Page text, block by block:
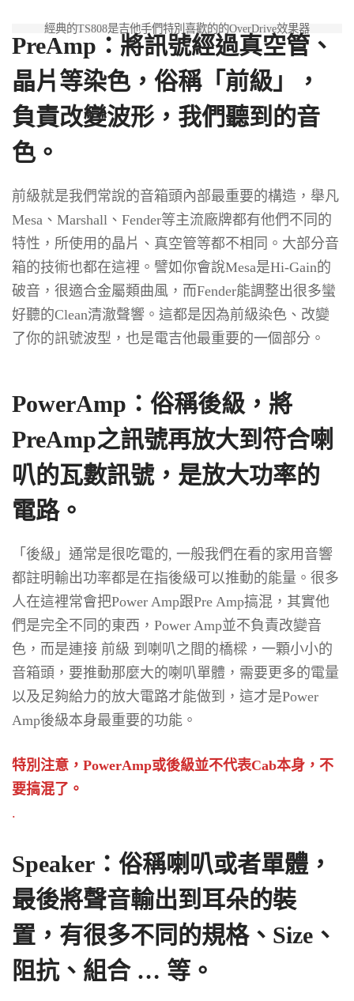
經典的TS808是吉他手們特別喜歡的的OverDrive效果器
PreAmp：將訊號經過真空管、
晶片等染色，俗稱「前級」，
負責改變波形，我們聽到的音
色 。
前級就是我們常說的音箱頭內部最重要的構造，舉凡
Mesa、Marshall、Fender等主流廠牌都有他們不同的
特性，所使用的晶片、真空管等都不相同。大部分音
箱的技術也都在這裡。譬如你會說Mesa是Hi-Gain的
破音，很適合金屬類曲風，而Fender能調整出很多蠻
好聽的Clean清澈聲響。這都是因為前級染色、改變
了你的訊號波型，也是電吉他最重要的一個部分。
PowerAmp：俗稱後級，將
PreAmp之訊號再放大到符合喇
叭的瓦數訊號，是放大功率的
電路。
「後級」通常是很吃電的, 一般我們在看的家用音響
都註明輸出功率都是在指後級可以推動的能量。很多
人在這裡常會把Power Amp跟Pre Amp搞混，其實他
們是完全不同的東西，Power Amp並不負責改變音
色，而是連接 前級 到喇叭之間的橋樑，一顆小小的
音箱頭，要推動那麼大的喇叭單體，需要更多的電量
以及足夠給力的放大電路才能做到，這才是Power
Amp後級本身最重要的功能。
特別注意，PowerAmp或後級並不代表Cab本身，不
要搞混了。
.
Speaker：俗稱喇叭或者單體，
最後將聲音輸出到耳朵的裝
置，有很多不同的規格、Size、
阻抗、組合 … 等。